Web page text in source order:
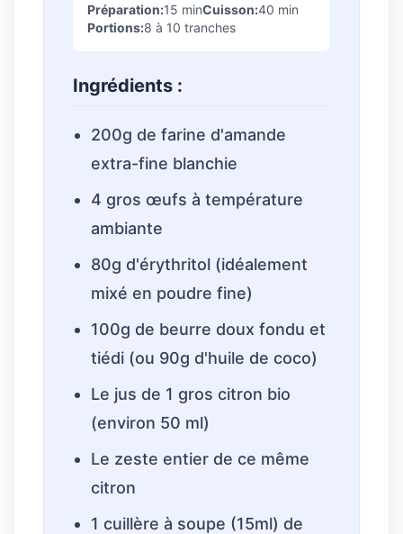
Préparation:15 minCuisson:40 min
Portions:8 à 10 tranches
Ingrédients :
200g de farine d'amande
extra-fine blanchie
4 gros œufs à température
ambiante
80g d'érythritol (idéalement
mixé en poudre fine)
100g de beurre doux fondu et
tiédi (ou 90g d'huile de coco)
Le jus de 1 gros citron bio
(environ 50 ml)
Le zeste entier de ce même
citron
1 cuillère à soupe (15ml) de